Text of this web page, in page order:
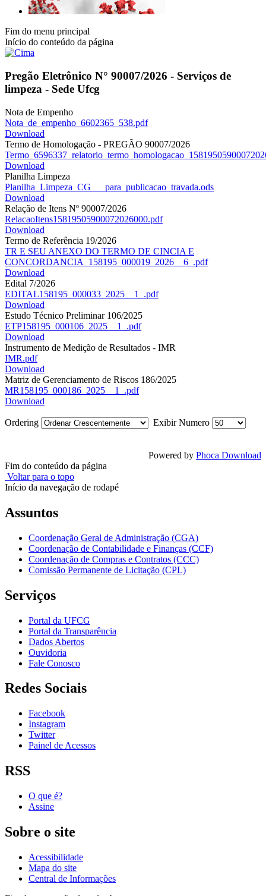
Fim do menu principal
Início do conteúdo da página
Pregão Eletrônico N° 90007/2026 - Serviços de
limpeza - Sede Ufcg
Nota de Empenho
Nota_de_empenho_6602365_538.pdf
Download
Termo de Homologação - PREGÃO 90007/2026
Download
Planilha Limpeza
Planilha_Limpeza_CG___para_publicacao_travada.ods
Download
Relação de Itens Nº 90007/2026
RelacaoItens15819505900072026000.pdf
Download
Termo de Referência 19/2026
TR E SEU ANEXO DO TERMO DE CINCIA E
CONCORDANCIA_158195_000019_2026__6_.pdf
Download
Edital 7/2026
EDITAL158195_000033_2025__1_.pdf
Download
Estudo Técnico Preliminar 106/2025
ETP158195_000106_2025__1_.pdf
Download
Instrumento de Medição de Resultados - IMR
IMR.pdf
Download
Matriz de Gerenciamento de Riscos 186/2025
MR158195_000186_2025__1_.pdf
Download
Ordering Exibir Numero
Powered by Phoca Download
Fim do conteúdo da página
Voltar para o topo
Início da navegação de rodapé
Assuntos
Coordenação Geral de Administração (CGA)
Coordenação de Contabilidade e Finanças (CCF)
Coordenação de Compras e Contratos (CCC)
Comissão Permanente de Licitação (CPL)
Serviços
Portal da UFCG
Portal da Transparência
Dados Abertos
Ouvidoria
Fale Conosco
Redes Sociais
Facebook
Instagram
Twitter
Painel de Acessos
RSS
O que é?
Assine
Sobre o site
Acessibilidade
Mapa do site
Central de Informações